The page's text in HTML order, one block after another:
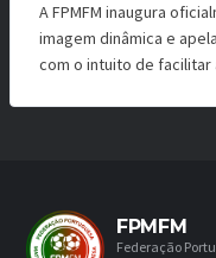
A FPMFM inaugura
imagem dinâmica e
com o intuito de facilitar
FPMFM
Federação